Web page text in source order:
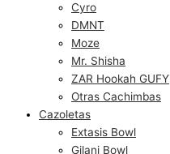
Cyro
DMNT
Moze
Mr. Shisha
ZAR Hookah GUFY
Otras Cachimbas
Cazoletas
Extasis Bowl
Gilani Bowl